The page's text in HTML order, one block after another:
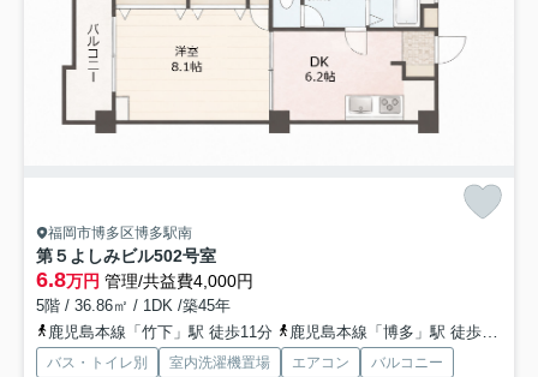
福岡市博多区博多駅南
第５よしみビル502号室
6.8万円 管理/共益費4,000円
5階 / 36.86㎡ / 1DK /築45年
鹿児島本線「竹下」駅 徒歩11分
鹿児島本線「博多」駅 徒歩27分
バス・トイレ別 室内洗濯機置場 エアコン
バルコニー